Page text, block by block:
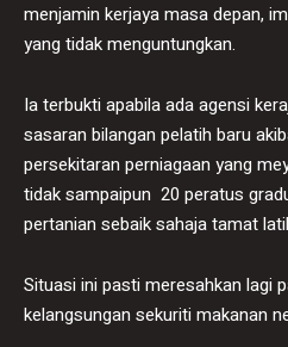
menjamin kerjaya masa depan,
yang tidak menguntungkan.
Ia terbukti apabila ada agensi
sasaran bilangan pelatih baru
persekitaran perniagaan yang
tidak sampaipun 20 peratus
pertanian sebaik sahaja tamat
Situasi ini pasti meresahkan lagi
kelangsungan sekuriti makanan